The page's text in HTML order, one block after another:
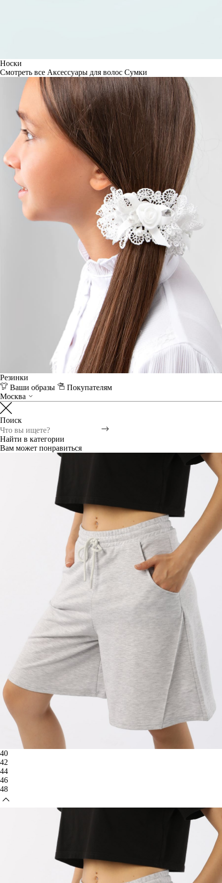
Носки
Смотреть все Аксессуары для волос Сумки
Резинки
Ваши образы
Покупателям
Москва
Поиск
Найти в категории
Вам может понравиться
40
42
44
46
48